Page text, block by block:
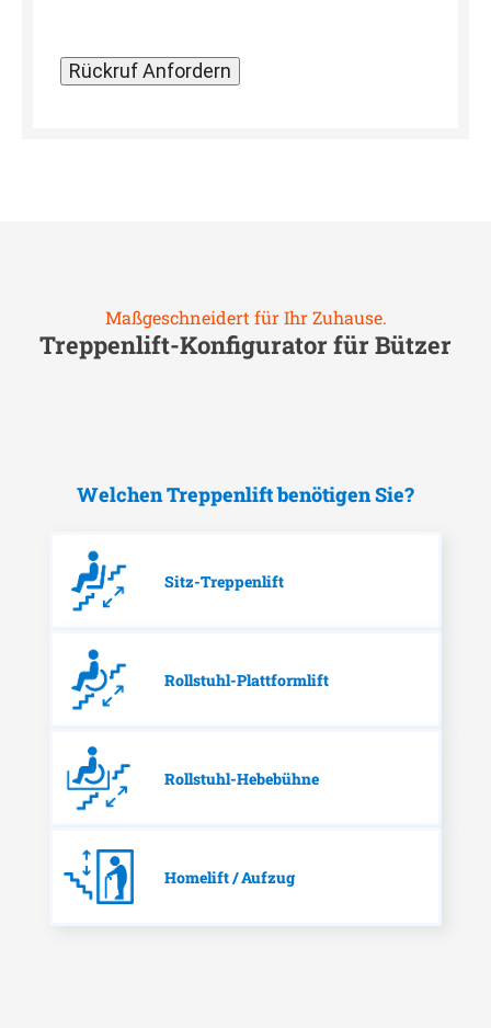
Maßgeschneidert für Ihr Zuhause.
Treppenlift-Konfigurator fürBützer
Welchen Treppenlift benötigen Sie?
Sitz-Treppenlift
Rollstuhl-Plattformlift
Rollstuhl-Hebebühne
Homelift / Aufzug